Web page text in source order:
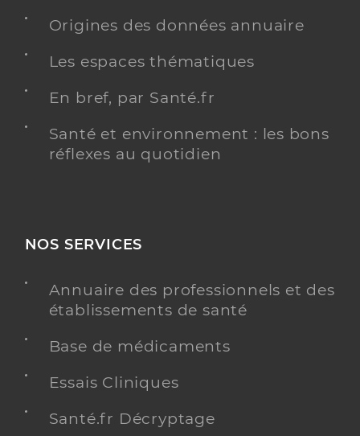
Origines des données annuaire
Les espaces thématiques
En bref, par Santé.fr
Santé et environnement : les bons
réflexes au quotidien
NOS SERVICES
Annuaire des professionnels et des
établissements de santé
Base de médicaments
Essais Cliniques
Santé.fr Décryptage